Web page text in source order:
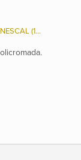
LEILÃO 214 - LEILÃO COLEÇÃO ELIANE MENESCAL (1936/2023), E OUTROS.